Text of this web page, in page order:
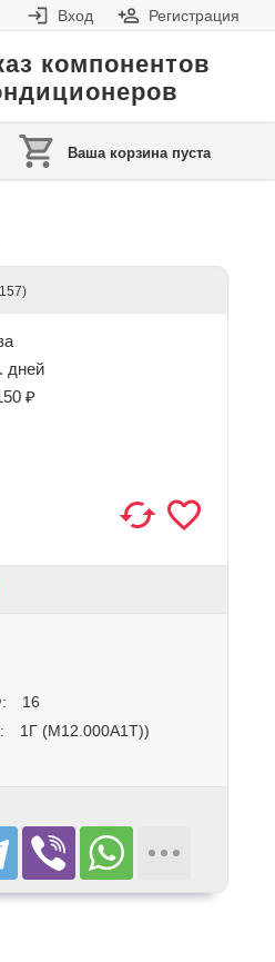
Вход Регистрация
компонентов
Ваша корзина пуста
157)
дней
₽
16
1Г (M12.000A1T))